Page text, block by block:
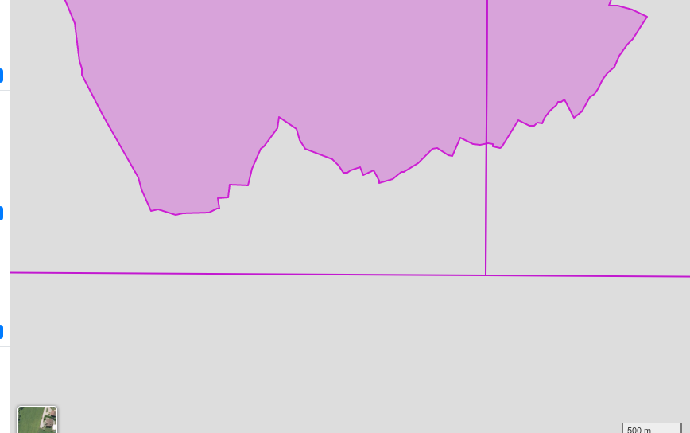
500 m